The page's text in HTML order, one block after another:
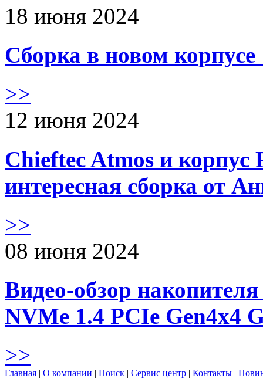
18 июня 2024
Сборка в новом
>>
12 июня 2024
Chieftec Atmos и корпус
интересная сборка от
>>
08 июня 2024
Видео-обзор
NVMe 1.4 PCIe Gen4х4
>>
Главная | О компании | Поиск | Сервис центр | Контакты |